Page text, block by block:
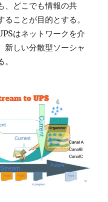
、どこでも情報の共
ことが目的とする。
はネットワークを介
新しい分散型ソーシャ